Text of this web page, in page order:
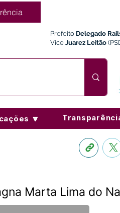
Prefeito Delegado
Vice Juarez Leitão
🔽
Marta Lima do